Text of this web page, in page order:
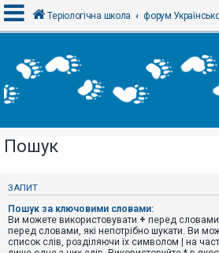
х
і
Р
с
р
а
ц
і
Теріологічна школа
Пошук
ЗАПИТ
Пошук за ключовими словами:
Ви можете використовувати + перед словами,
перед словами, які непотрібно шукати. Ви
список слів, розділяючи їх символом | на